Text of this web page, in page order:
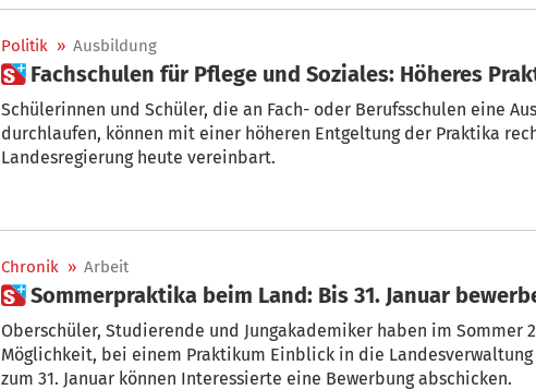
Politik » Ausbildung
 Fachschulen für Pflege und Soziales: Höheres
Schülerinnen und Schüler, die an Fach- oder Berufsschulen eine
durchlaufen, können mit einer höheren Entgeltung der Praktika
Landesregierung heute vereinbart.
Chronik » Arbeit
 Sommerpraktika beim Land: Bis 31. Januar
Oberschüler, Studierende und Jungakademiker haben im Sommer
Möglichkeit, bei einem Praktikum Einblick in die Landesverwaltung
zum 31. Januar können Interessierte eine Bewerbung abschicken.